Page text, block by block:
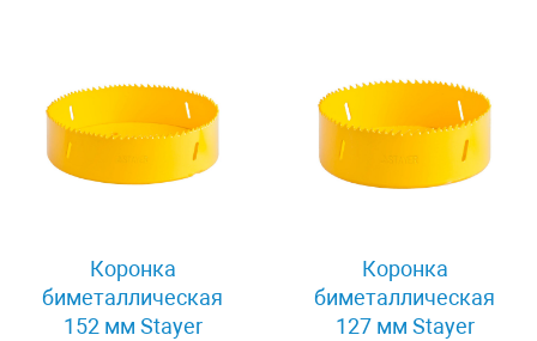
Коронка
биметаллическая
152 мм Stayer
Коронка
биметаллическая
127 мм Stayer